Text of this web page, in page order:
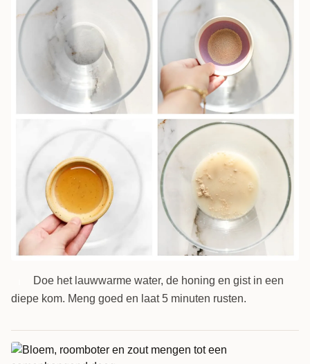
Doe het lauwwarme water, de honing en gist in een
diepe kom. Meng goed en laat 5 minuten rusten.